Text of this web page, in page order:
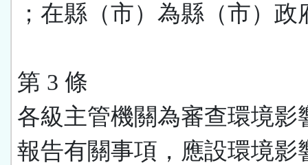
；在縣（市）為縣（市）政
第 3 條
各級主管機關為審查環境影
報告有關事項，應設環境影